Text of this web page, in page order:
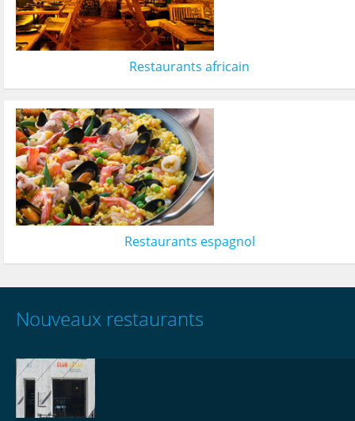
Restaurants africain
Restaurants espagnol
Nouveaux restaurants